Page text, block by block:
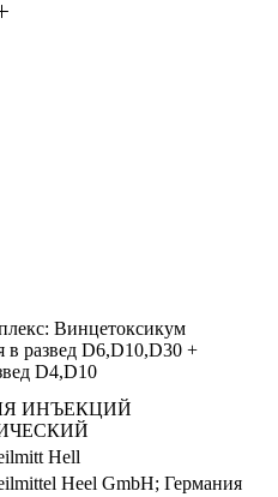
Винцетоксикум
в развед D6,D10,D30 +
D4,D10
ИНЪЕКЦИЙ
Hell
Heel GmbH; Германия